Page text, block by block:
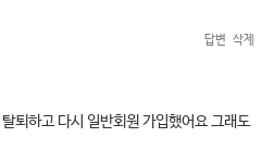
답변 삭제
퇴하고 다시 일반회원 가입했어요 그래도